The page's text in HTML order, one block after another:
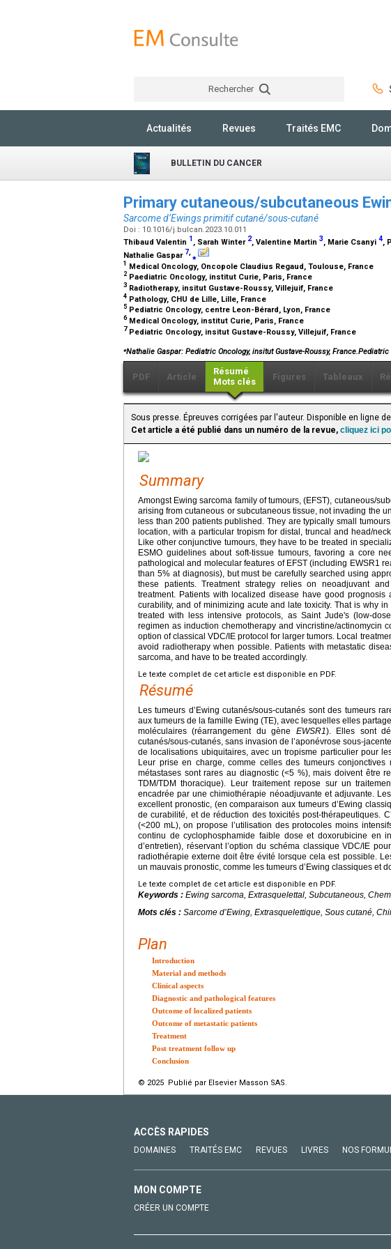
Rechercher
Actualités Revues Traités EMC
BULLETIN DU CANCER
Primary cutaneous/subcutaneous
Sarcome d’Ewings primitif cutané/sous-cutané
Doi : 10.1016/j.bulcan.2023.10.011
Thibaud Valentin 1 , Sarah Winter 2, Valentine Martin 3, Marie Csanyi 4,
Nathalie Gaspar 7 ⁎
1 Medical Oncology, Oncopole Claudius Regaud, Toulouse, France
2 Paediatric Oncology, institut Curie, Paris, France
3 Radiotherapy, insitut Gustave-Roussy, Villejuif, France
4 Pathology, CHU de Lille, Lille, France
5 Pediatric Oncology, centre Leon-Bérard, Lyon, France
6Medical Oncology, institut Curie, Paris, France
7 Pediatric Oncology, insitut Gustave-Roussy, Villejuif, France
⁎Nathalie Gaspar: Pediatric Oncology, insitut Gustave-Roussy,
PDF Article
Résumé
Mots clés
Figures Tableaux
Sous presse. Épreuves corrigées par l'auteur. Disponible en ligne
Cet article a été publié dans un numéro de la revue, cliquez ici
Summary
Amongst Ewing sarcoma family of tumours, (EFST), cutaneous/
arising from cutaneous or subcutaneous tissue, not invading the
less than 200 patients published. They are typically small
location, with a particular tropism for distal, truncal and head/
Like other conjunctive tumours, they have to be treated in
ESMO guidelines about soft-tissue tumours, favoring a core
pathological and molecular features of EFST (including EWSR1
than 5% at diagnosis), but must be carefully searched using
these patients. Treatment strategy relies on neoadjuvant
treatment. Patients with localized disease have good
curability, and of minimizing acute and late toxicity. That is why
treated with less intensive protocols, as Saint Jude's (low-
regimen as induction chemotherapy and vincristine/actinomycin
option of classical VDC/IE protocol for larger tumors. Local
avoid radiotherapy when possible. Patients with metastatic
sarcoma, and have to be treated accordingly.
Le texte complet de cet article est disponible en PDF.
Résumé
Les tumeurs d’Ewing cutanés/sous-cutanés sont des tumeurs
aux tumeurs de la famille Ewing (TE), avec lesquelles elles
moléculaires (réarrangement du gène EWSR1). Elles sont
cutanés/sous-cutanés, sans invasion de l’aponévrose sous-
de localisations ubiquitaires, avec un tropisme particulier pour
Leur prise en charge, comme celles des tumeurs
métastases sont rares au diagnostic (<5 %), mais doivent être
TDM/TDM thoracique). Leur traitement repose sur un
encadrée par une chimiothérapie néoadjuvante et adjuvante.
excellent pronostic, (en comparaison aux tumeurs d’Ewing
de curabilité, et de réduction des toxicités post-thérapeutiques.
(<200 mL), on propose l’utilisation des protocoles moins
continu de cyclophosphamide faible dose et doxorubicine en
d’entretien), réservant l’option du schéma classique VDC/IE
radiothérapie externe doit être évité lorsque cela est possible.
un mauvais pronostic, comme les tumeurs d’Ewing classiques et
Le texte complet de cet article est disponible en PDF.
Keywords : Ewing sarcoma, Extrasquelettal, Subcutaneous,
Mots clés : Sarcome d’Ewing, Extrasquelettique, Sous cutané,
Plan
Introduction
Material and methods
Clinical aspects
Diagnostic and pathological features
Outcome of localized patients
Outcome of metastatic patients
Treatment
Post treatment follow up
Conclusion
© 2025 Publié par Elsevier Masson SAS.
ACCÈS RAPIDES
DOMAINES TRAITÉS EMC REVUES LIVRES NOS
MON COMPTE
CRÉER UN COMPTE